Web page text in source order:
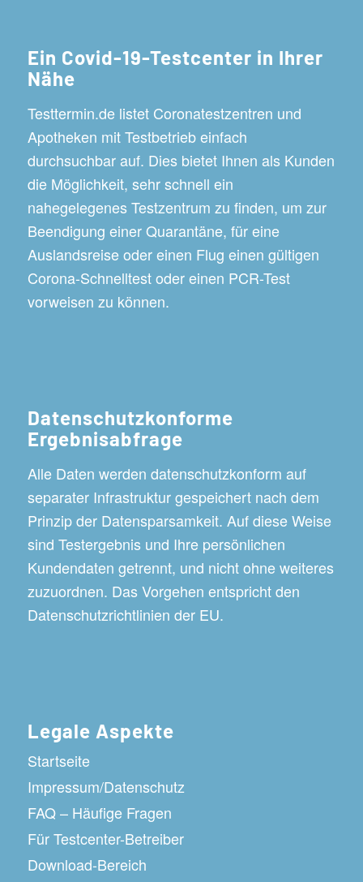
Ein Covid-19-Testcenter in Ihrer
Nähe
Testtermin.de listet Coronatestzentren und
Apotheken mit Testbetrieb einfach
durchsuchbar auf. Dies bietet Ihnen als Kunden
die Möglichkeit, sehr schnell ein
nahegelegenes Testzentrum zu finden, um zur
Beendigung einer Quarantäne, für eine
Auslandsreise oder einen Flug einen gültigen
Corona-Schnelltest oder einen PCR-Test
vorweisen zu können.
Datenschutzkonforme
Ergebnisabfrage
Alle Daten werden datenschutzkonform auf
separater Infrastruktur gespeichert nach dem
Prinzip der Datensparsamkeit. Auf diese Weise
sind Testergebnis und Ihre persönlichen
Kundendaten getrennt, und nicht ohne weiteres
zuzuordnen. Das Vorgehen entspricht den
Datenschutzrichtlinien der EU.
Legale Aspekte
Startseite
Impressum/Datenschutz
FAQ – Häufige Fragen
Für Testcenter-Betreiber
Download-Bereich